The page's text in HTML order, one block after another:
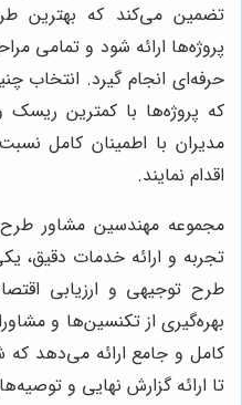
تضمین می‌کند که بهترین
پروژه‌ها ارائه شود و تمامی
حرفه‌ای انجام گیرد. انتخاب
که پروژه‌ها با کمترین
مدیران با اطمینان کامل
اقدام نمایند.
مجموعه مهندسین مشاور
تجربه و ارائه خدمات دقیق،
طرح توجیهی و ارزیابی
بهره‌گیری از تکنسین‌ها و
کامل و جامع ارائه می‌دهد که
تا ارائه گزارش نهایی و